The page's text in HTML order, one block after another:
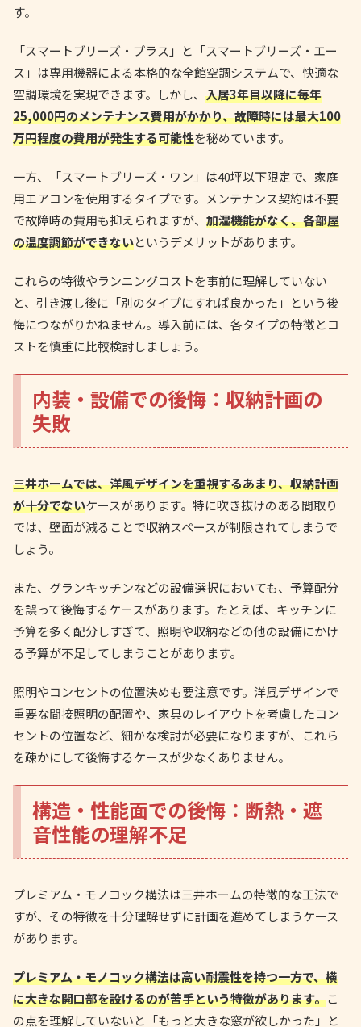
す。
「スマートブリーズ・プラス」と「スマートブリーズ・エー
ス」は専用機器による本格的な全館空調システムで、快適な
空調環境を実現できます。しかし、 入居3年目以降に毎年
25,000円のメンテナンス費用がかかり、故障時には最大100
万円程度の費用が発生する可能性を秘めています。
一方、「スマートブリーズ・ワン」は40坪以下限定で、家庭
用エアコンを使用するタイプです。メンテナンス契約は不要
で故障時の費用も抑えられますが、 加湿機能がなく、各部屋
の温度調節ができないというデメリットがあります。
これらの特徴やランニングコストを事前に理解していない
と、引き渡し後に「別のタイプにすれば良かった」という後
悔につながりかねません。導入前には、各タイプの特徴とコ
ストを慎重に比較検討しましょう。
内装・設備での後悔：収納計画の
失敗
三井ホームでは、洋風デザインを重視するあまり、収納計画
が十分でないケースがあります。特に吹き抜けのある間取り
では、壁面が減ることで収納スペースが制限されてしまうで
しょう。
また、グランキッチンなどの設備選択においても、予算配分
を誤って後悔するケースがあります。たとえば、キッチンに
予算を多く配分しすぎて、照明や収納などの他の設備にかけ
る予算が不足してしまうことがあります。
照明やコンセントの位置決めも要注意です。洋風デザインで
重要な間接照明の配置や、家具のレイアウトを考慮したコン
セントの位置など、細かな検討が必要になりますが、これら
を疎かにして後悔するケースが少なくありません。
構造・性能面での後悔：断熱・遮
音性能の理解不足
プレミアム・モノコック構法は三井ホームの特徴的な工法で
すが、その特徴を十分理解せずに計画を進めてしまうケース
があります。
プレミアム・モノコック構法は高い耐震性を持つ一方で、横
に大きな開口部を設けるのが苦手という特徴があります。こ
の点を理解していないと「もっと大きな窓が欲しかった」と